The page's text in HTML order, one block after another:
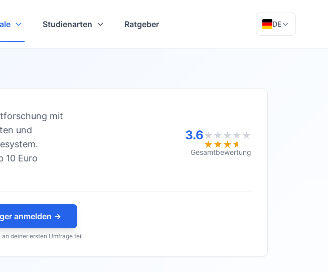
Studienarten Ratgeber DE
mit
und
10 Euro
3.6★★★★★
★★★★★
Gesamtbewertung
anmelden →
deiner ersten Umfrage teil